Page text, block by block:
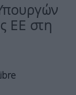
ΕΕ στη